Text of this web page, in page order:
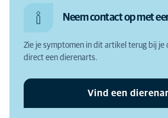
Astma bij een kat: de oorzaak
Neem contact op met
Zie je symptomen in dit artikel terug bij je
direct een dierenarts.
Vind een